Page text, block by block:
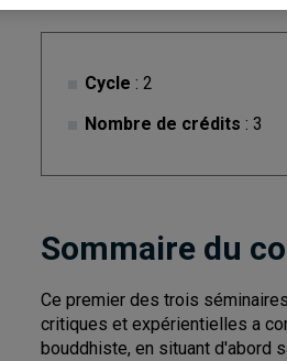
Cycle : 2
Nombre de crédits : 3
Sommaire du
Ce premier des trois
critiques et expérientielles a
bouddhiste, en situant d'abord